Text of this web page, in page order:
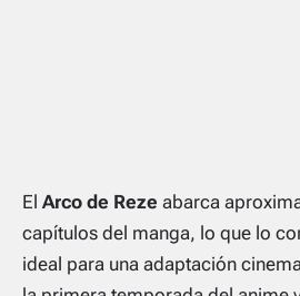
El Arco de Reze abarca
capítulos del manga, lo que lo
ideal para una adaptación